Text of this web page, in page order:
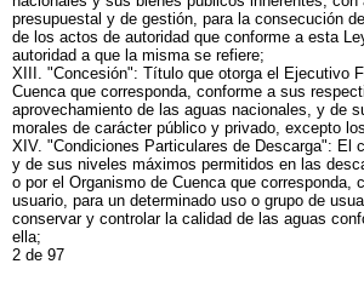
presupuestal y de gestión, para la consecución
de los actos de autoridad que conforme a esta
autoridad a que la misma se refiere;
XIII. "Concesión": Título que otorga el Ejecutivo
Cuenca que corresponda, conforme a sus
aprovechamiento de las aguas nacionales, y de
morales de carácter público y privado, excepto
XIV. "Condiciones Particulares de Descarga":
y de sus niveles máximos permitidos en las
o por el Organismo de Cuenca que
usuario, para un determinado uso o grupo de
conservar y controlar la calidad de las aguas
ella;
2 de 97